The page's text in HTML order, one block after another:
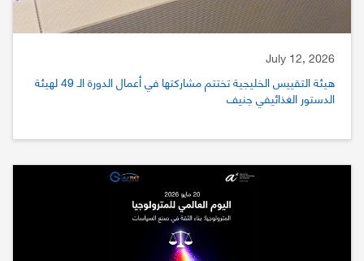
July 12, 2026
هيئة التقييس الخليجية تختتم مشاركتها في أعمال الدورة الـ 49 لهيئة
الدستور الغذائيفي جنيف